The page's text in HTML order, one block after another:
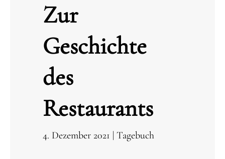
Zur
Geschichte
des
Restaurants
4. Dezember 2021 | Tagebuch